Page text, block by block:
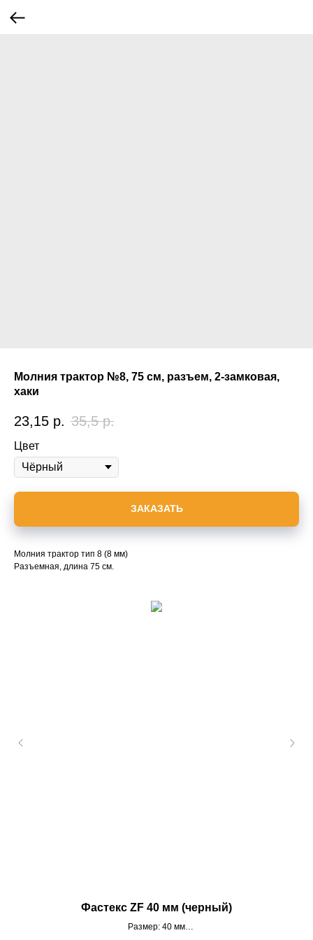
Молния трактор №8, 75 см, разъем, 2-замковая,
хаки
23,15 р. 35,5 р.
Цвет
ЗАКАЗАТЬ
Молния трактор тип 8 (8 мм)
Разъемная, длина 75 см.
Фастекс ZF 40 мм (черный)
Размер: 40 мм